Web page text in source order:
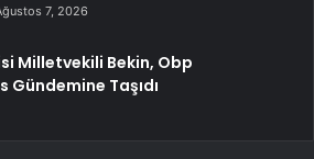
7, 2026
Milletvekili Bekin, Obp
Gündemine Taşıdı